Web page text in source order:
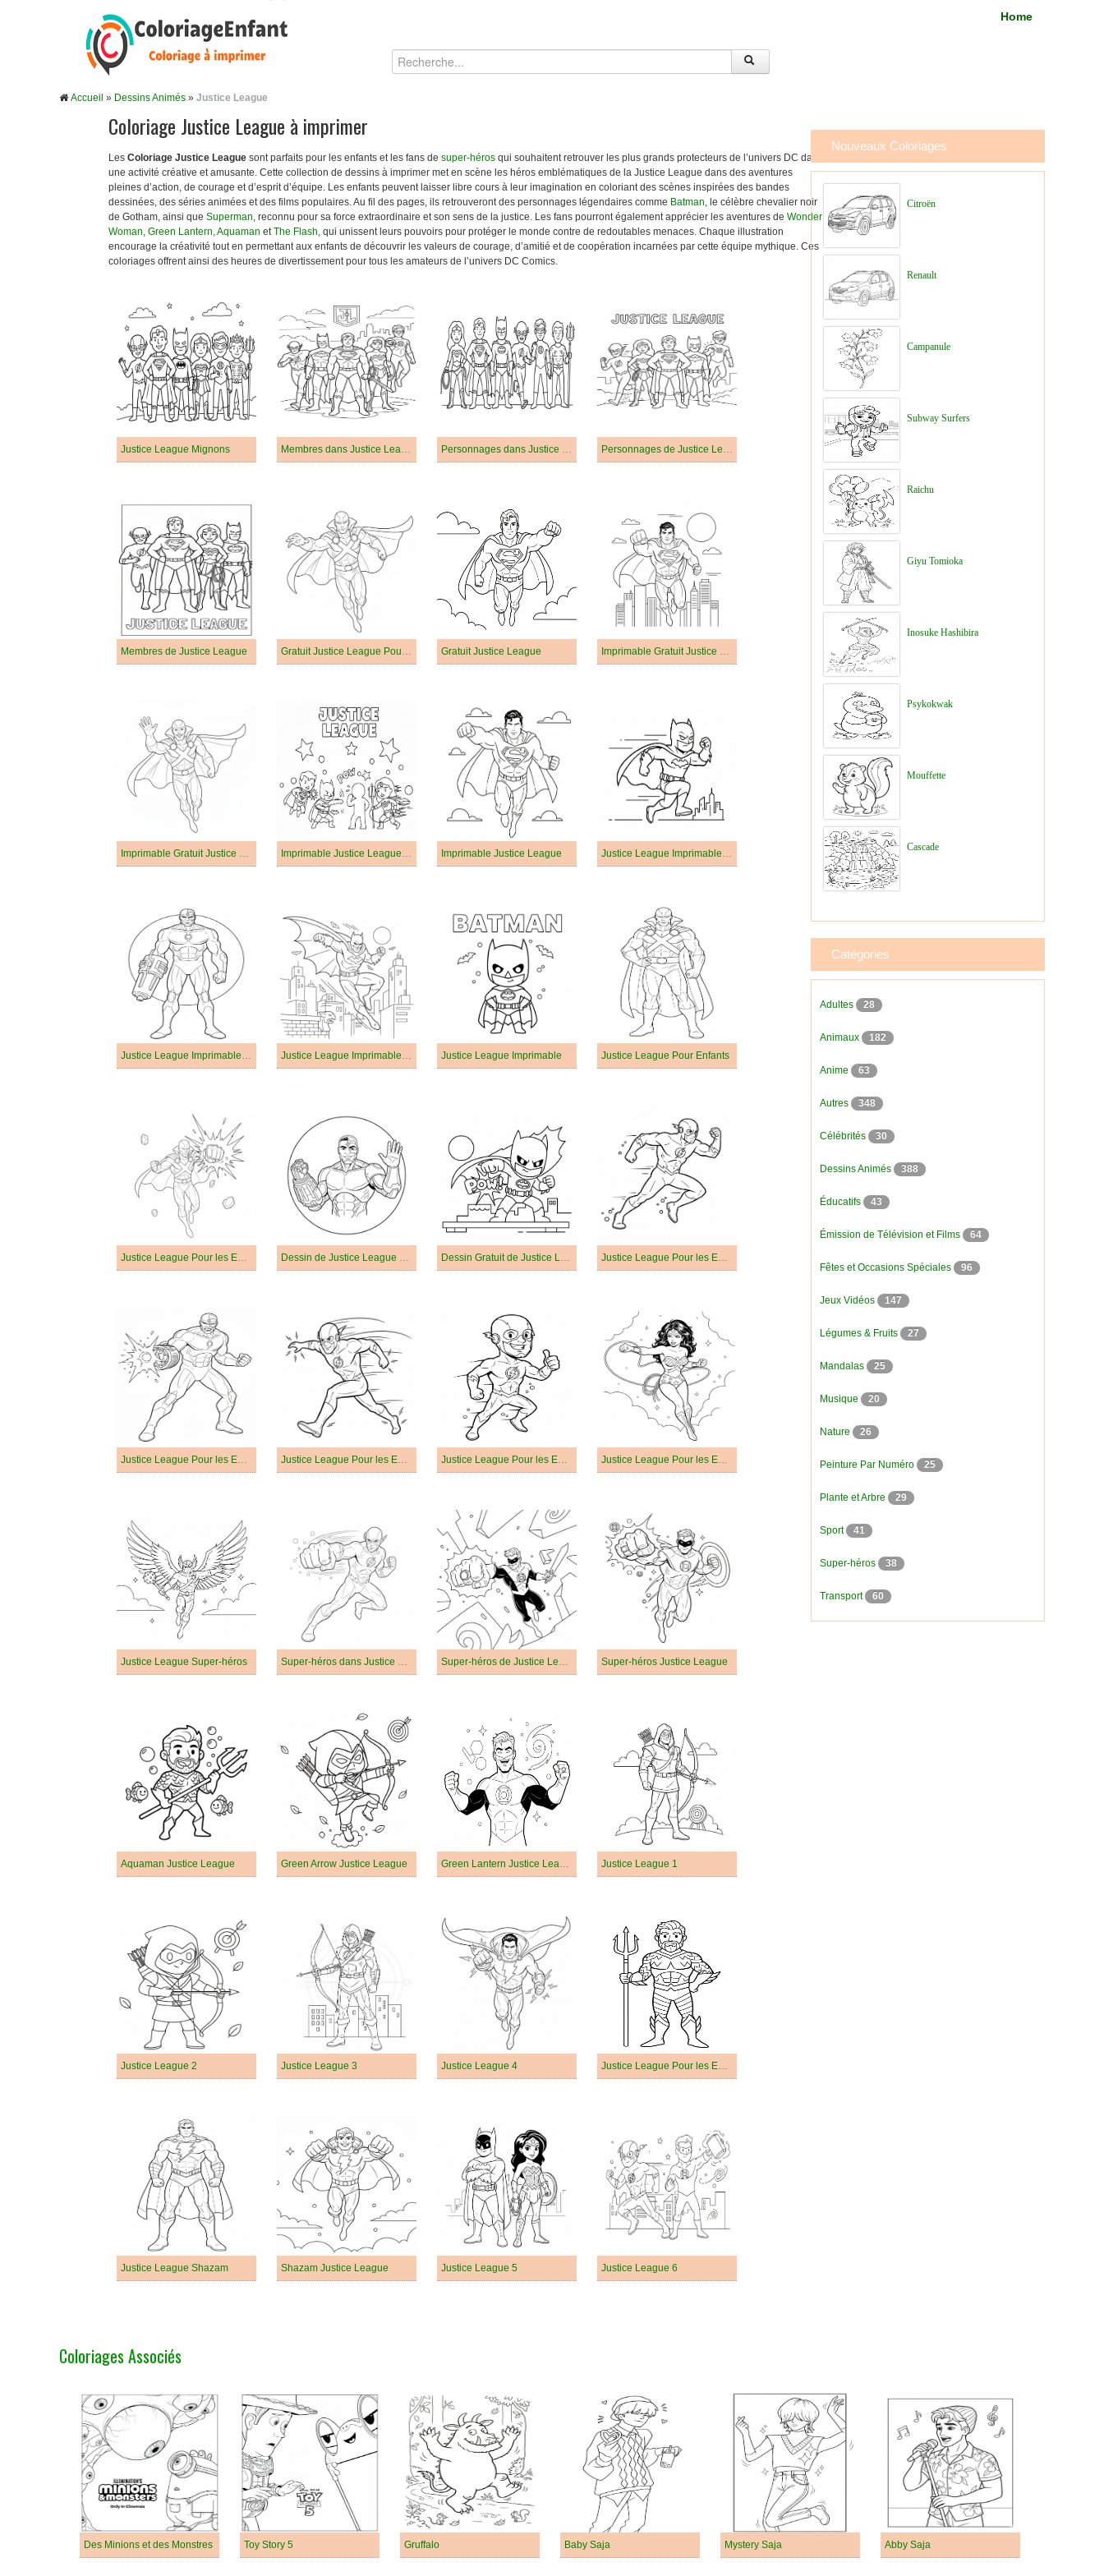
Home
Accueil » Dessins Animés » Justice League
Coloriage Justice League à imprimer
Les Coloriage Justice League sont parfaits pour les enfants et les fans de super-héros qui souhaitent retrouver les plus grands protecteurs de l’univers DC dans
une activité créative et amusante. Cette collection de dessins à imprimer met en scène les héros emblématiques de la Justice League dans des aventures
pleines d’action, de courage et d’esprit d’équipe. Les enfants peuvent laisser libre cours à leur imagination en coloriant des scènes inspirées des bandes
dessinées, des séries animées et des films populaires. Au fil des pages, ils retrouveront des personnages légendaires comme Batman, le célèbre chevalier noir
de Gotham, ainsi que Superman, reconnu pour sa force extraordinaire et son sens de la justice. Les fans pourront également apprécier les aventures de Wonder
Woman, Green Lantern,Aquaman etThe Flash, qui unissent leurs pouvoirs pour protéger le monde contre de redoutables menaces. Chaque illustration
encourage la créativité tout en permettant aux enfants de découvrir les valeurs de courage, d’amitié et de coopération incarnées par cette équipe mythique. Ces
coloriages offrent ainsi des heures de divertissement pour tous les amateurs de l’univers DC Comics.
Justice League Mignons Membres dans Justice League Personnages dans Justice League Personnages de Justice League
Membres de Justice League Gratuit Justice League Pour les Enfants Gratuit Justice League Imprimable Gratuit Justice League Pour les Enfants
Imprimable Gratuit Justice League Imprimable Justice League Pour les Enfants Imprimable Justice League Justice League Imprimable Gratuit Pour les Enfants
Justice League Imprimable Gratuit Justice League Imprimable Pour les Enfants Justice League Imprimable Justice League Pour Enfants
Justice League Pour les Enfants Dessin de Justice League Gratuit Dessin Gratuit de Justice League Justice League Pour les Enfants de 1 An
Justice League Pour les Enfants de 2 Ans Justice League Pour les Enfants de 3 Ans Justice League Pour les Enfants de 4 Ans Justice League Pour les Enfants de 5 Ans
Justice League Super-héros Super-héros dans Justice League Super-héros de Justice League Super-héros Justice League
Aquaman Justice League Green Arrow Justice League Green Lantern Justice League Justice League 1
Justice League 2 Justice League 3 Justice League 4 Justice League Pour les Enfants de 6 Ans
Justice League Shazam Shazam Justice League Justice League 5 Justice League 6
Nouveaux Coloriages
Citroën
Renault
Campanule
Subway Surfers
Raichu
Giyu Tomioka
Inosuke Hashibira
Psykokwak
Mouffette
Cascade
Catégories
Adultes 28
Animaux 182
Anime 63
Autres 348
Célébrités 30
Dessins Animés 388
Éducatifs 43
Émission de Télévision et Films 64
Fêtes et Occasions Spéciales 96
Jeux Vidéos 147
Légumes & Fruits 27
Mandalas 25
Musique 20
Nature 26
Peinture Par Numéro 25
Plante et Arbre 29
Sport 41
Super-héros 38
Transport 60
Coloriages Associés
Des Minions et des Monstres Toy Story 5 Gruffalo Baby Saja Mystery Saja Abby Saja